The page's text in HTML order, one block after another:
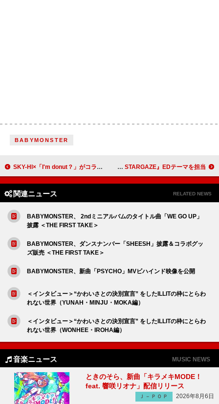
BABYMONSTER
SKY-HI×「I'm donut？」がコラボ、グルテンフリーのCDサイズドーナツ『I'm CD？』登場 FOMARE、アニメ『TRIGUN STARGAZE』EDテーマを担当
関連ニュース RELATED NEWS
BABYMONSTER、 2ndミニアルバムのタイトル曲「WE GO UP」
披露 ＜THE FIRST TAKE＞
BABYMONSTER、ダンスナンバー「SHEESH」披露＆コラボグッ
ズ販売 ＜THE FIRST TAKE＞
BABYMONSTER、新曲「PSYCHO」MVビハインド映像を公開
＜インタビュー＞“かわいさとの決別宣言” をしたILLITの枠にとらわ
れない世界（YUNAH・MINJU・MOKA編）
＜インタビュー＞“かわいさとの決別宣言” をしたILLITの枠にとらわ
れない世界（WONHEE・IROHA編）
音楽ニュース MUSIC NEWS
ときのそら、新曲「キラメキMODE！
feat. 響咲リオナ」配信リリース
Ｊ－ＰＯＰ 2026年8月6日